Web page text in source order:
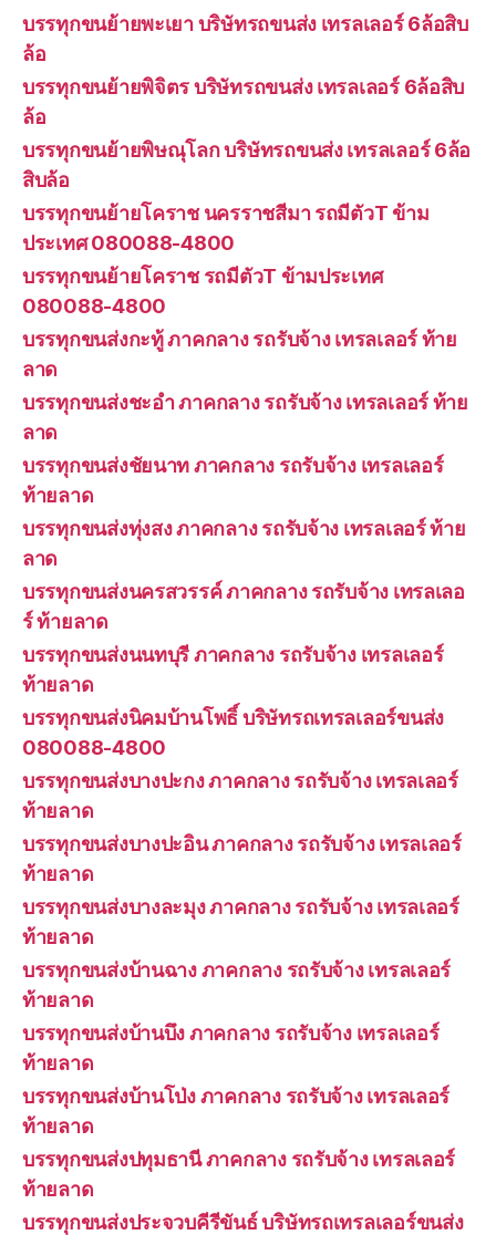
บรรทุกขนย้ายพะเยา บริษัทรถขนส่ง เทรลเลอร์ 6ล้อสิบ
ล้อ
บรรทุกขนย้ายพิจิตร บริษัทรถขนส่ง เทรลเลอร์ 6ล้อสิบ
ล้อ
บรรทุกขนย้ายพิษณุโลก บริษัทรถขนส่ง เทรลเลอร์ 6ล้อ
สิบล้อ
บรรทุกขนย้ายโคราช นครราชสีมา รถมีตัวT ข้าม
ประเทศ 080088-4800
บรรทุกขนย้ายโคราช รถมีตัวT ข้ามประเทศ
080088-4800
บรรทุกขนส่งกะทู้ ภาคกลาง รถรับจ้าง เทรลเลอร์ ท้าย
ลาด
บรรทุกขนส่งชะอำ ภาคกลาง รถรับจ้าง เทรลเลอร์ ท้าย
ลาด
บรรทุกขนส่งชัยนาท ภาคกลาง รถรับจ้าง เทรลเลอร์
ท้ายลาด
บรรทุกขนส่งทุ่งสง ภาคกลาง รถรับจ้าง เทรลเลอร์ ท้าย
ลาด
บรรทุกขนส่งนครสวรรค์ ภาคกลาง รถรับจ้าง เทรลเลอ
ร์ ท้ายลาด
บรรทุกขนส่งนนทบุรี ภาคกลาง รถรับจ้าง เทรลเลอร์
ท้ายลาด
บรรทุกขนส่งนิคมบ้านโพธิ์ บริษัทรถเทรลเลอร์ขนส่ง
080088-4800
บรรทุกขนส่งบางปะกง ภาคกลาง รถรับจ้าง เทรลเลอร์
ท้ายลาด
บรรทุกขนส่งบางปะอิน ภาคกลาง รถรับจ้าง เทรลเลอร์
ท้ายลาด
บรรทุกขนส่งบางละมุง ภาคกลาง รถรับจ้าง เทรลเลอร์
ท้ายลาด
บรรทุกขนส่งบ้านฉาง ภาคกลาง รถรับจ้าง เทรลเลอร์
ท้ายลาด
บรรทุกขนส่งบ้านบึง ภาคกลาง รถรับจ้าง เทรลเลอร์
ท้ายลาด
บรรทุกขนส่งบ้านโป่ง ภาคกลาง รถรับจ้าง เทรลเลอร์
ท้ายลาด
บรรทุกขนส่งปทุมธานี ภาคกลาง รถรับจ้าง เทรลเลอร์
ท้ายลาด
บรรทุกขนส่งประจวบคีรีขันธ์ บริษัทรถเทรลเลอร์ขนส่ง